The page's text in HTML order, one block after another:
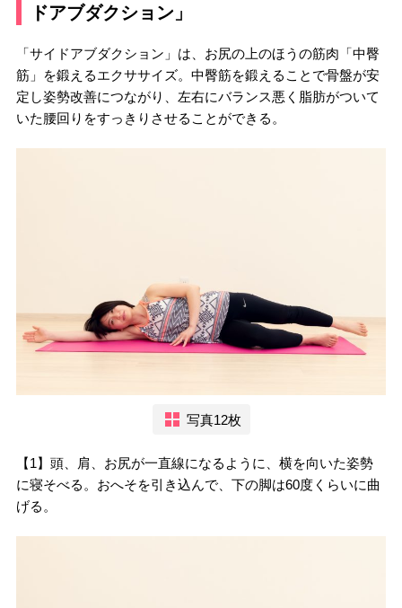
ドアブダクション」
「サイドアブダクション」は、お尻の上のほうの筋肉「中臀
筋」を鍛えるエクササイズ。中臀筋を鍛えることで骨盤が安
定し姿勢改善につながり、左右にバランス悪く脂肪がついて
いた腰回りをすっきりさせることができる。
写真12枚
【1】頭、肩、お尻が一直線になるように、横を向いた姿勢
に寝そべる。おへそを引き込んで、下の脚は60度くらいに曲
げる。